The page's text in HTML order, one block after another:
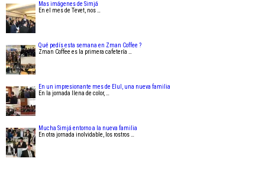
Mas imágenes de Simjá
En el mes de Tevet, nos …
Qué pedís esta semana en Zman Coffee ?
Zman Coffee es la primera cafetería …
En un impresionante mes de Elul, una nueva familia
En la jornada llena de color, …
Mucha Simjá entorno a la nueva familia
En otra jornada inolvidable, los rostros …